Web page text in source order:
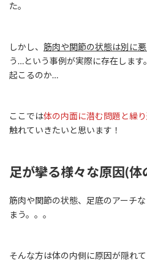
た。
しかし、 筋肉や関節の状態は別に
う…という事例が実際に存在しま
起こるのか…
ここでは体の内面に潜む問題と繰
触れていきたいと思います！
足が攣る様々な原因(体
筋肉や関節の状態、足底のアーチ
まう。。。
そんな方は体の内側に原因が隠れ